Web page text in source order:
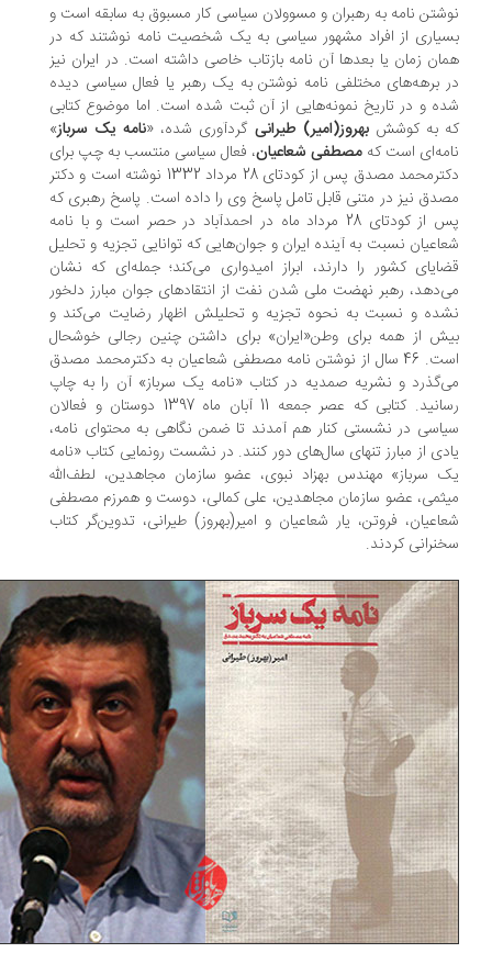
نامه به رهبران و مسوولان سیاسی کار مسبوق به سابقه است و
از افراد مشهور سیاسی به یک شخصیت نامه نوشتند که در
زمان یا بعدها آن نامه بازتاب خاصی داشته است. در ایران نیز
برهه‌های مختلفی نامه نوشتن به یک رهبر یا فعال سیاسی دیده
و در تاریخ نمونه‌هایی از آن ثبت شده است. اما موضوع کتابی
به کوششبهروز(امیر) طیرانی گردآوری شده، «نامه یک سرباز»
است کهمصطفی شعاعیان، فعال سیاسی منتسب به چپ برای
دکترمحمد مصدق پس از کودتای 28 مرداد 1332 نوشته است و دکتر
نیز در متنی قابل تامل پاسخ وی را داده است. پاسخ رهبری که
پس از کودتای 28 مرداد ماه در احمدآباد در حصر است و با نامه
نسبت به آینده ایران و جوان‌هایی که توانایی تجزیه و تحلیل
کشور را دارند، ابراز امیدواری می‌کند؛ جمله‌ای که نشان
رهبر نهضت ملی شدن نفت از انتقادهای جوان مبارز دلخور
و نسبت به نحوه تجزیه و تحلیلش اظهار رضایت می‌کند و
از همه برای وطن«ایران» برای داشتن چنین رجالی خوشحال
است. 46 سال از نوشتن نامه مصطفی شعاعیان به دکترمحمد مصدق
و نشریه صمدیه در کتاب «نامه یک سرباز» آن را به چاپ
رسانید. کتابی که عصر جمعه 11 آبان ماه 1397 دوستان و فعالان
در نشستی کنار هم آمدند تا ضمن نگاهی به محتوای نامه،
از مبارز تنهای سال‌های دور کنند. در نشست رونمایی کتاب «نامه
سرباز» مهندس بهزاد نبوی، عضو سازمان مجاهدین، لطف‌الله
عضو سازمان مجاهدین، علی کمالی، دوست و همرزم مصطفی
فروتن، یار شعاعیان و امیر(بهروز) طیرانی، تدوین‌گر کتاب
کردند.